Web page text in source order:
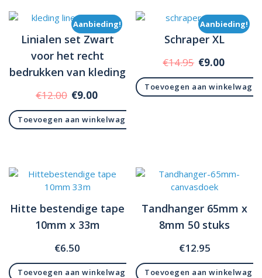
Aanbieding!
Linialen set Zwart
voor het recht
bedrukken van kleding
€12.00 Oorspronkelijke
prijs
was:
€9.00
prijs
is:
Toevoegen aan winkelwagen
Aanbieding!
Schraper XL
€14.95
prijs
was:
€9.00
prijs
is:
Toevoegen aan winkelwagen
Hitte bestendige tape
10mm x 33m
€6.50
Toevoegen aan winkelwagen
Tandhanger 65mm x
8mm 50 stuks
€12.95
Toevoegen aan winkelwagen